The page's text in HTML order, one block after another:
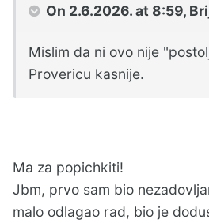
On 2.6.2026. at 8:59,
Mislim da ni ovo nije
Provericu kasnije.
Ma za popichkiti!
Jbm, prvo sam bio
malo odlagao rad, bio je